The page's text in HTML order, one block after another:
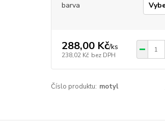
barva
288,00 Kč/ks
238,02 Kč bez DPH
Číslo produktu: motyl